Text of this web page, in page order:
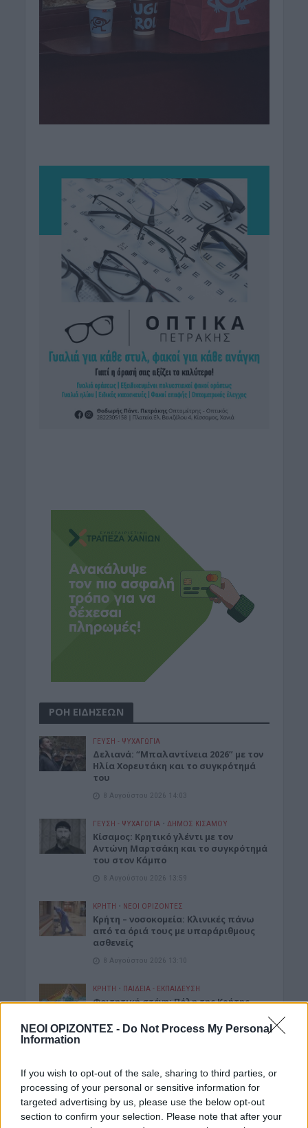
ΝΕΟΙ ΟΡΙΖΟΝΤΕΣ - Do Not Process My Personal
Information
If you wish to opt-out of the sale, sharing to third parties, or
processing of your personal or sensitive information for
targeted advertising by us, please use the below opt-out
section to confirm your selection. Please note that after your
ΡΟΗ ΕΙΔΗΣΕΩΝ
ΓΕΎΣΗ - ΨΥΧΑΓΩΓΊΑ
Δελιανά: “Μπαλαντίνεια 2026” με τον
Ηλία Χορευτάκη και το συγκρότημά
του
8 Αυγούστου 2026 14:03
ΓΕΎΣΗ - ΨΥΧΑΓΩΓΊΑ • ΔΉΜΟΣ ΚΙΣΆΜΟΥ
Kίσαμος: Κρητικό γλέντι με τον
Αντώνη Μαρτσάκη και το συγκρότημά
του στον Κάμπο
8 Αυγούστου 2026 13:59
ΚΡΗΤΗ • ΝΕΟΙ ΟΡΙΖΟΝΤΕΣ
Κρήτη – νοσοκομεία: Κλινικές πάνω
από τα όριά τους με υπαράριθμους
ασθενείς
8 Αυγούστου 2026 13:10
ΚΡΗΤΗ • ΠΑΙΔΕΙΑ - ΕΚΠΑΙΔΕΥΣΗ
Φοιτητική στέγη: Πόλη της Κρήτης
ενοίκια “φωτιά”
ΔΉΜΟΣ ΚΙΣΆΜΟΥ
Κίσαμος: Η ανακοίνωση της
Αστυνομίας για τις δύο συλλήψεις
στο Λαφονήσι
8 Αυγούστου 2026 11:42